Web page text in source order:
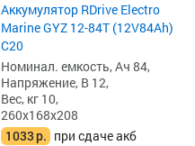
Аккумулятор RDrive Electro
Marine GYZ 12-84T (12V84Ah)
С20
Номинал. емкость, Ач 84,
Напряжение, В 12,
Вес, кг 10,
260x168x208
1033р. при сдаче акб